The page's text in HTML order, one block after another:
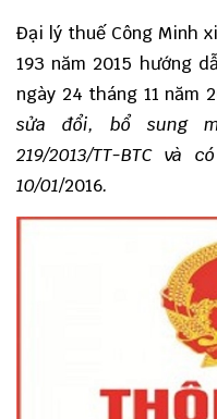
Đại lý thuế Công Minh
193 năm 2015 hướng
ngày 24 tháng 11 năm
sửa đổi, bổ sung
219/2013/TT-BTC
10/01/2016.